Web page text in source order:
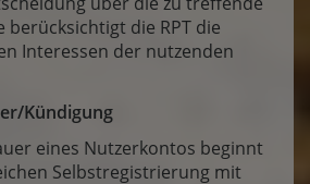
berücksichtigt die RPT die
Interessen der nutzenden
Kündigung
eines Nutzerkontos beginnt
Selbstregistrierung mit